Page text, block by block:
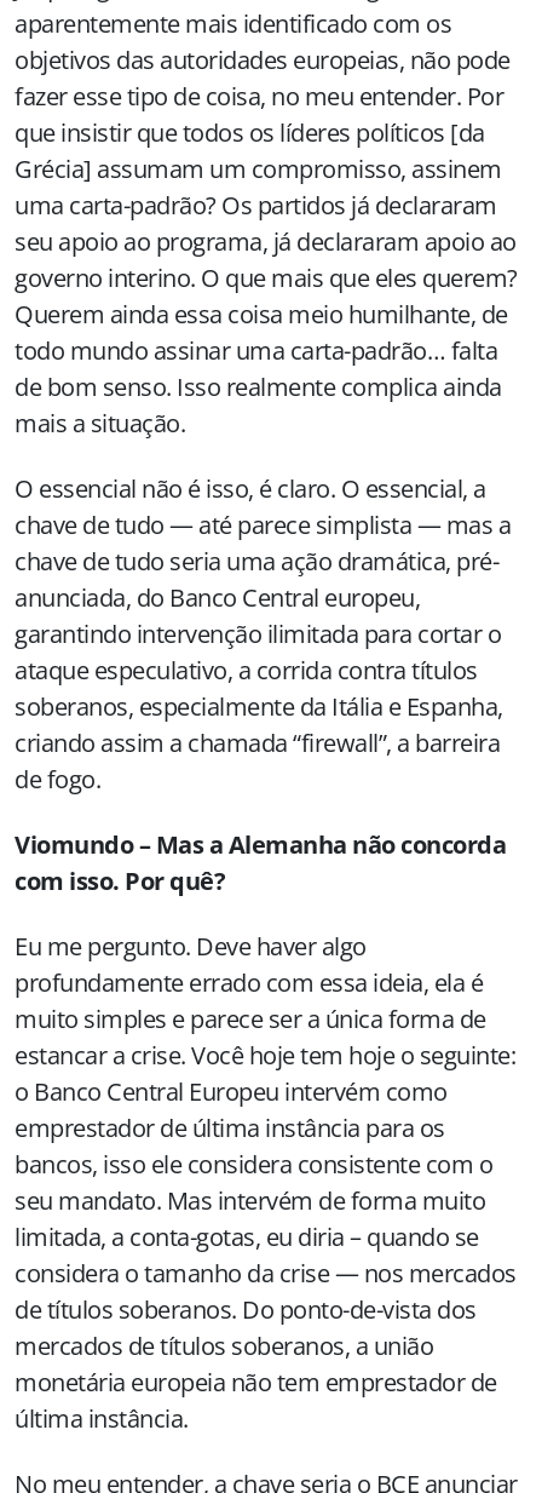
aparentemente mais identificado com os
objetivos das autoridades europeias, não pode
fazer esse tipo de coisa, no meu entender. Por
que insistir que todos os líderes políticos [da
Grécia] assumam um compromisso, assinem
uma carta-padrão? Os partidos já declararam
seu apoio ao programa, já declararam apoio ao
governo interino. O que mais que eles querem?
Querem ainda essa coisa meio humilhante, de
todo mundo assinar uma carta-padrão… falta
de bom senso. Isso realmente complica ainda
mais a situação.
O essencial não é isso, é claro. O essencial, a
chave de tudo — até parece simplista — mas a
chave de tudo seria uma ação dramática, pré-
anunciada, do Banco Central europeu,
garantindo intervenção ilimitada para cortar o
ataque especulativo, a corrida contra títulos
soberanos, especialmente da Itália e Espanha,
criando assim a chamada “firewall”, a barreira
de fogo.
Viomundo – Mas a Alemanha não concorda
com isso. Por quê?
Eu me pergunto. Deve haver algo
profundamente errado com essa ideia, ela é
muito simples e parece ser a única forma de
estancar a crise. Você hoje tem hoje o seguinte:
o Banco Central Europeu intervém como
emprestador de última instância para os
bancos, isso ele considera consistente com o
seu mandato. Mas intervém de forma muito
limitada, a conta-gotas, eu diria – quando se
considera o tamanho da crise — nos mercados
de títulos soberanos. Do ponto-de-vista dos
mercados de títulos soberanos, a união
monetária europeia não tem emprestador de
última instância.
No meu entender, a chave seria o BCE anunciar